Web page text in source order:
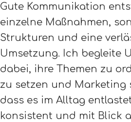
Gute Kommunikation
einzelne Maßnahmen,
Strukturen und eine
Umsetzung. Ich begleite
dabei, ihre Themen zu
zu setzen und Marketing
dass es im Alltag
konsistent und mit Blick